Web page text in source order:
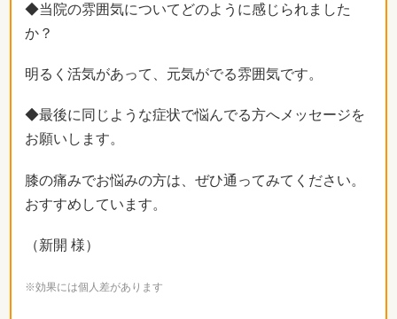
◆当院の雰囲気についてどのように感じられました
か？
明るく活気があって、元気がでる雰囲気です。
◆最後に同じような症状で悩んでる方へメッセージを
お願いします。
膝の痛みでお悩みの方は、ぜひ通ってみてください。
おすすめしています。
（新開 様）
※効果には個人差があります